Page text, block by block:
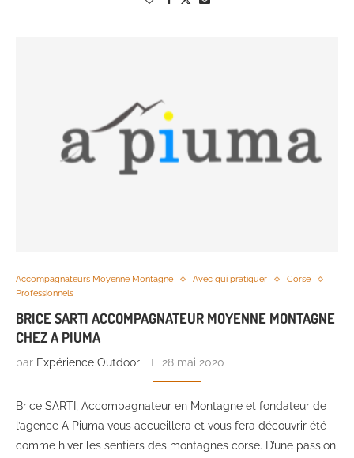
Accompagnateurs Moyenne Montagne Avec qui pratiquer
Corse
Professionnels
BRICE SARTI ACCOMPAGNATEUR MOYENNE MONTAGNE
CHEZ A PIUMA
par Expérience Outdoor 28 mai 2020
Brice SARTI, Accompagnateur en Montagne et fondateur de
l’agence A Piuma vous accueillera et vous fera découvrir été
comme hiver les sentiers des montagnes corse. D’une passion,